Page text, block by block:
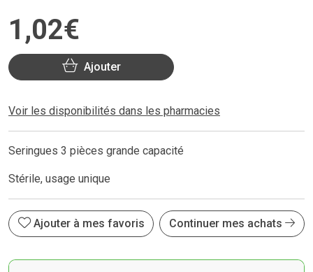
1 ,02€
Ajouter
Voir les disponibilités dans les pharmacies
Seringues 3 pièces grande capacité
Stérile, usage unique
Ajouter à mes favoris Continuer mes achats